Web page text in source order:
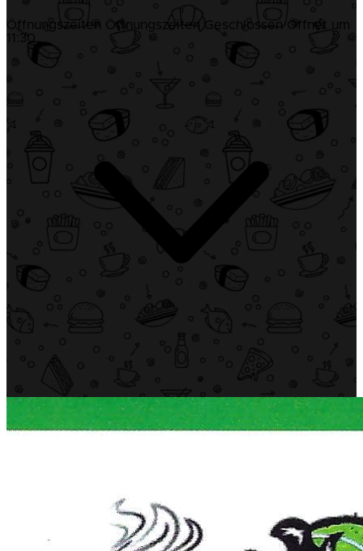
Öffnungszeiten Öffnungszeiten Geschlossen Öffnet um
11:30